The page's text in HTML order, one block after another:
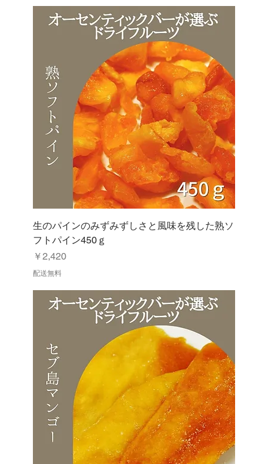
生のパインのみずみずしさと風味を残した熟ソ
フトパイン450ｇ
価格
￥2,420
配送無料